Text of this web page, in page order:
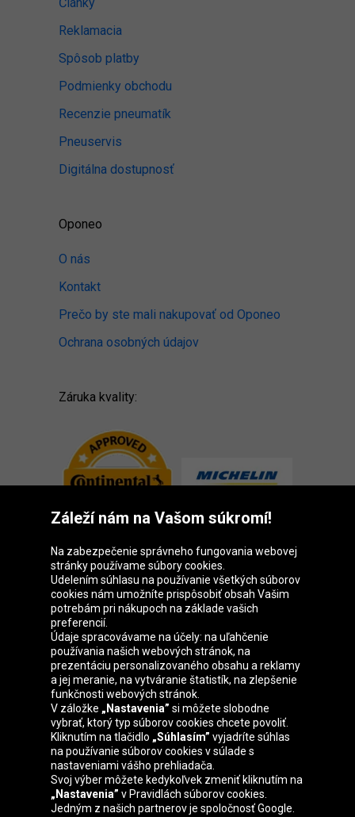
Reklamacia
Spôsob platby
Podmienky obchodu
Recenzie pneumatík
Pneuservis
Digitálna dostupnosť
Oponeo
O nás
Kontakt
Prečo by ste mali nakupovať od Oponeo
Ochrana osobných údajov
Záruka kvality:
Skupina Oponeo
Belgique
Česká
republika
Deutschland Éire
España France Italia Magyarország
Nederland Österreich Polska United
Záleží nám na Vašom súkromí!
Na zabezpečenie správneho fungovania webovej
stránky používame súbory cookies.
Udelením súhlasu na používanie všetkých súborov
cookies nám umožníte prispôsobiť obsah Vašim
potrebám pri nákupoch na základe vašich
preferencií.
Údaje spracovávame na účely: na uľahčenie
používania našich webových stránok, na
prezentáciu personalizovaného obsahu a reklamy
a jej meranie, na vytváranie štatistík, na zlepšenie
funkčnosti webových stránok.
V záložke „Nastavenia” si môžete slobodne
vybrať, ktorý typ súborov cookies chcete povoliť.
Kliknutím na tlačidlo „Súhlasím” vyjadríte súhlas
na používanie súborov cookies v súlade s
nastaveniami vášho prehliadača.
Svoj výber môžete kedykoľvek zmeniť kliknutím na
„Nastavenia” v Pravidlách súborov cookies.
Jedným z našich partnerov je spoločnosť Google.